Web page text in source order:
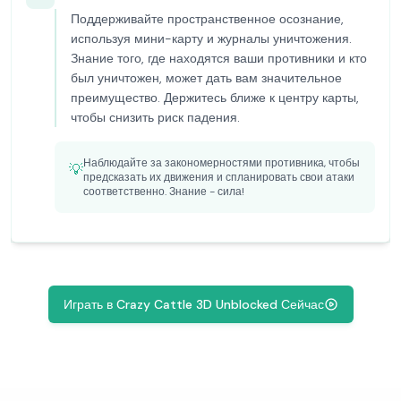
Поддерживайте пространственное осознание,
используя мини-карту и журналы уничтожения.
Знание того, где находятся ваши противники и кто
был уничтожен, может дать вам значительное
преимущество. Держитесь ближе к центру карты,
чтобы снизить риск падения.
💡Наблюдайте за закономерностями противника, чтобы
предсказать их движения и спланировать свои атаки
соответственно. Знание - сила!
Играть в Crazy Cattle 3D Unblocked Сейчас